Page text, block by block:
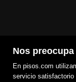
Nos
En pisos.com
servicio